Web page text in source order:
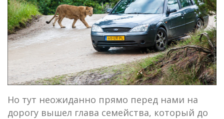
Но тут неожиданно прямо перед нами на
дорогу вышел глава семейства, который до